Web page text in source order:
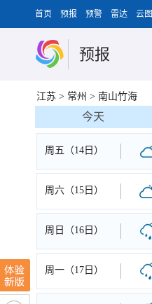
首页 预报 预警 雷达 云图
预报
江苏 > 常州 > 南山竹海
今天
周五（14日）
周六（15日）
周日（16日）
周一（17日）